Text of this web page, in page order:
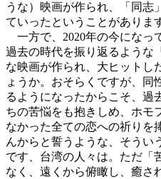
うな）映画が作られ、「同志
ていったということがありま
一方で、2020年の今になっ
過去の時代を振り返るような
な映画が作られ、大ヒットし
ょうか。おそらくですが、同
るようになったからこそ、過
ちの苦悩をも抱きしめ、ホモ
なかった全ての恋への祈りを
んからと誓うような、そうい
です、台湾の人々は。ただ「
なく、遠くから俯瞰し、癒さ